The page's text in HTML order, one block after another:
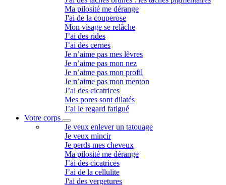
Ma pilosité me dérange
J'ai de la couperose
Mon visage se relâche
J’ai des rides
J’ai des cernes
Je n’aime pas mes lèvres
Je n’aime pas mon nez
Je n’aime pas mon profil
Je n’aime pas mon menton
J’ai des cicatrices
Mes pores sont dilatés
J’ai le regard fatigué
Votre corps
Je veux enlever un tatouage
Je veux mincir
Je perds mes cheveux
Ma pilosité me dérange
J’ai des cicatrices
J’ai de la cellulite
J'ai des vergetures